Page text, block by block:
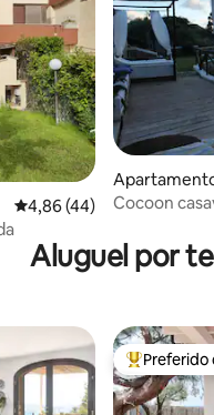
4,86 de uma avaliação
4,86 (44)
Cocoon
Aluguel por
hóspedes Entre os
Preferido